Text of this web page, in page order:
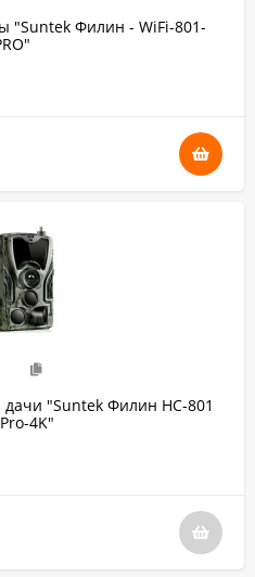
"Suntek Филин - WiFi-801-
"Suntek Филин HC-801
4K"